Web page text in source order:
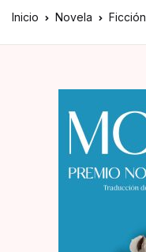
Inicio Novela Ficción